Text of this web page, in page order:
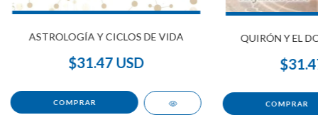
ASTROLOGÍA Y CICLOS DE VIDA
$31.47 USD
QUIRÓN Y EL